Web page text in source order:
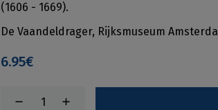
(1606 - 1669).
De Vaandeldrager, Rijksmuseum
6.95€